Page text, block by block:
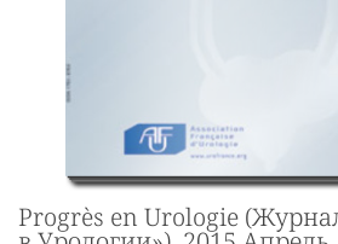
Progrès en Urologie